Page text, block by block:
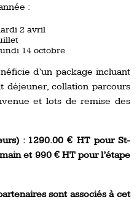
:
2 avril
14 octobre
d’un package incluant
déjeuner, collation parcours
et lots de remise des
: 1290.00 € HT pour St-
et 990 € HT pour l’étape
sont associés à cet